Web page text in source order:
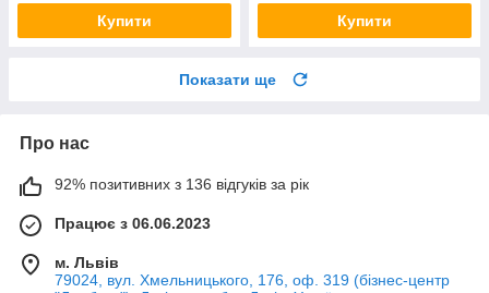
Купити Купити
Показати ще
Про нас
92% позитивних з 136 відгуків за рік
Працює з 06.06.2023
м. Львів
79024, вул. Хмельницького, 176, оф. 319 (бізнес-центр